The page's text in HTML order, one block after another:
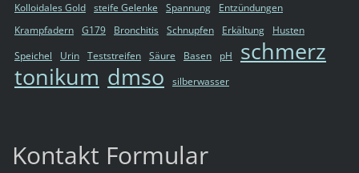
Kolloidales Gold steife Gelenke Spannung
Entzündungen
Krampfadern G179 Bronchitis Schnupfen Erkältung
Husten
Speichel
Urin Teststreifen Säure Basen pH
schmerz
tonikum dmso silberwasser
Kontakt Formular